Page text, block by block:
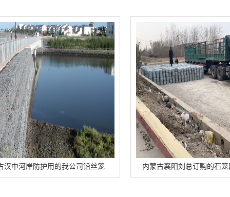
防护用的我公司铅丝笼 内蒙古襄阳刘总订购的石笼网卷正